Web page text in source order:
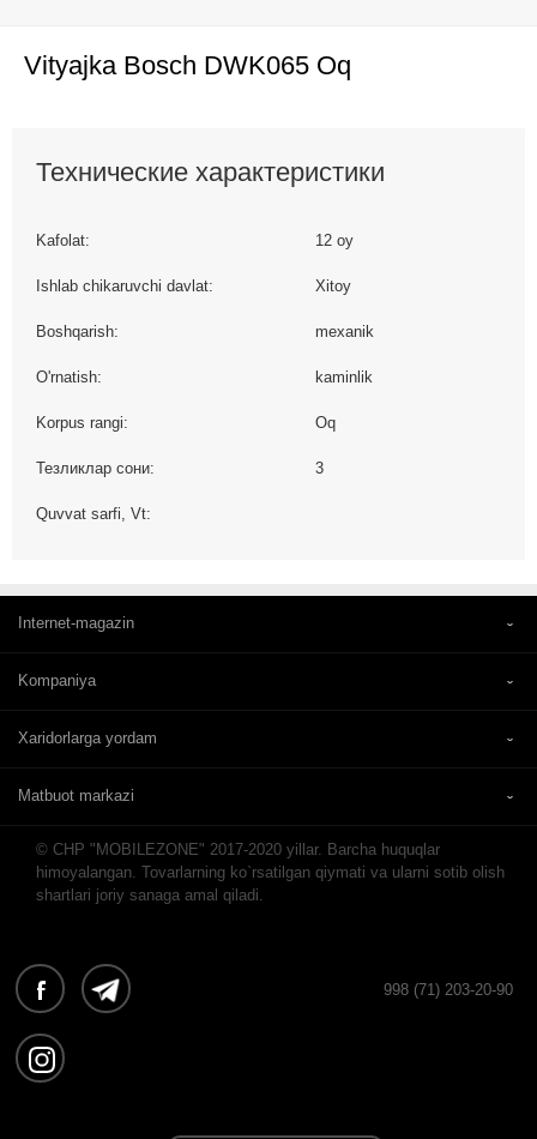
Vityajka Bosch DWK065 Oq
Технические характеристики
Kafolat: 12 oy
Ishlab chikaruvchi davlat: Xitoy
Boshqarish: mexanik
O'rnatish: kaminlik
Korpus rangi: Oq
Тезликлар сони: 3
Quvvat sarfi, Vt:
Internet-magazin
Kompaniya
Xaridorlarga yordam
Matbuot markazi
© CHP "MOBILEZONE" 2017-2020 yillar. Barcha huquqlar
himoyalangan. Tovarlarning ko`rsatilgan qiymati va ularni sotib olish
shartlari joriy sanaga amal qiladi.
998 (71) 203-20-90